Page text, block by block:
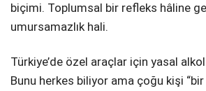
biçimi. Toplumsal bir refleks hâline
umursamazlık hali.
Türkiye’de özel araçlar için yasal alkol
Bunu herkes biliyor ama çoğu kişi